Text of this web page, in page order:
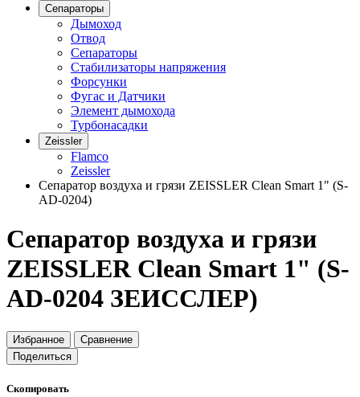
Сепараторы
Дымоход
Отвод
Сепараторы
Стабилизаторы напряжения
Форсунки
Фугас и Датчики
Элемент дымохода
Турбонасадки
Zeissler
Flamco
Zeissler
Сепаратор воздуха и грязи ZEISSLER Clean Smart 1" (S-
AD-0204)
Сепаратор воздуха и грязи
ZEISSLER Clean Smart 1" (S-
AD-0204 ЗЕИССЛЕР)
Избранное
Сравнение
Поделиться
Скопировать